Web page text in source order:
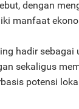
dengan
manfaat
hadir sebagai
sekaligus
potensi